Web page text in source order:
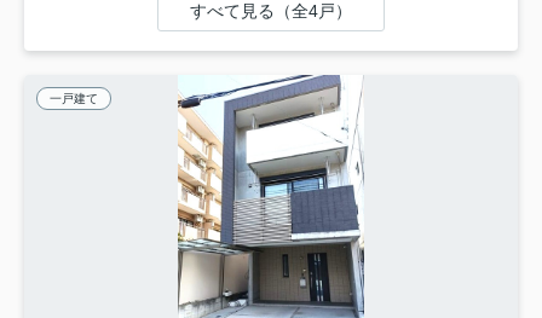
すべて見る（全4戸）
一戸建て